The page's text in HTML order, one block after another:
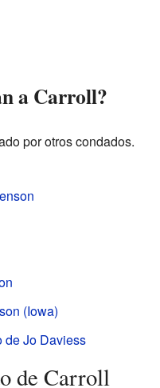
a Carroll?
por otros condados.
(Iowa)
de Jo Daviess
de Carroll